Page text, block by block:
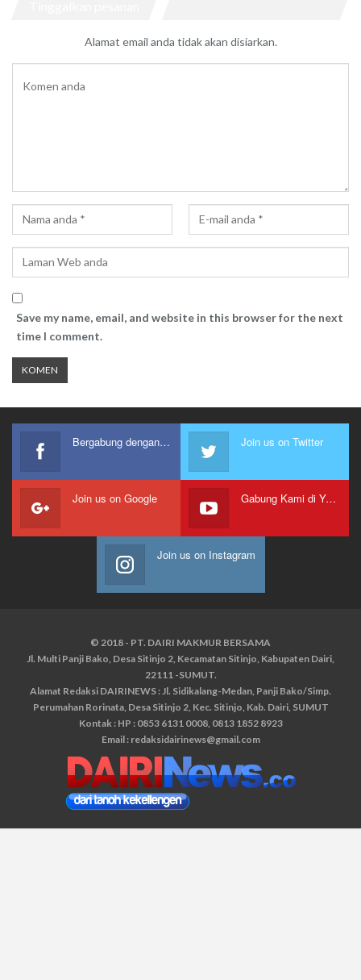
Alamat email anda tidak akan disiarkan.
Save my name, email, and website in this browser for the next
time I comment.
Bergabung dengan kami Join us on Twitter
Join us on Google Gabung Kami di Youtube
Join us on Instagram
© 2018 - PT. DAIRI MAKMUR BERSAMA
Jl. Multi Panji Bako, Desa Sitinjo 2, Kecamatan Sitinjo, Kabupaten Dairi,
22111 -SUMUT.
Alamat Redaksi DAIRINEWS : Jl. Sidikalang-Medan, Panji Bako/Simp.
Perumahan Rorinata, Desa Sitinjo 2, Kec. Sitinjo, Kab. Dairi, SUMUT
Kontak : HP : 0853 6131 0008, 0813 1852 8923
Email : redaksidairinews@gmail.com